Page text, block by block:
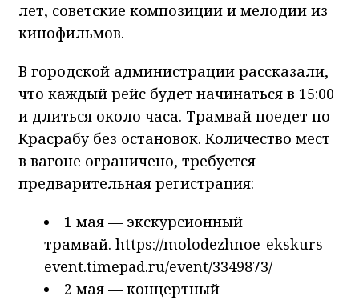
лет, советские композиции и мелодии из
кинофильмов.
В городской администрации рассказали,
что каждый рейс будет начинаться в 15:00
и длиться около часа. Трамвай поедет по
Красрабу без остановок. Количество мест
в вагоне ограничено, требуется
предварительная регистрация:
1 мая — экскурсионный
трамвай. https://molodezhnoe-ekskurs-
event.timepad.ru/event/3349873/
2 мая — концертный